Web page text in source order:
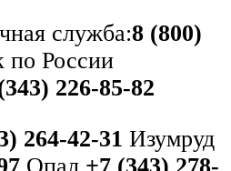
служба:8 (800)
по России
226-85-82
264-42-31 Изумруд